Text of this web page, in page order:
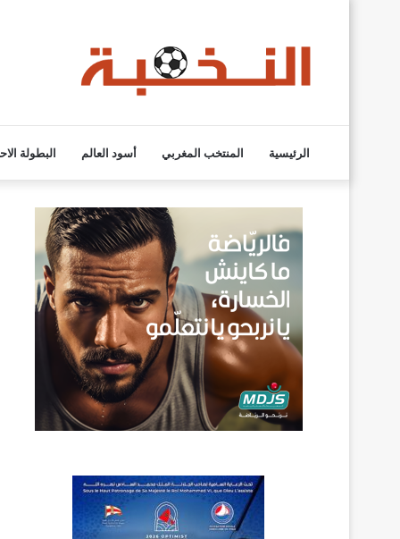
الرئيسية المنتخب المغربي أسود العالم البطولة